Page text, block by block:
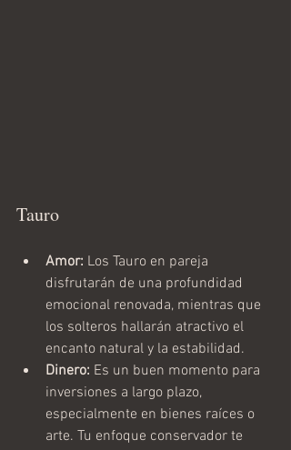
Tauro
Amor: Los Tauro en pareja
disfrutarán de una profundidad
emocional renovada, mientras que
los solteros hallarán atractivo el
encanto natural y la estabilidad.
Dinero: Es un buen momento para
inversiones a largo plazo,
especialmente en bienes raíces o
arte. Tu enfoque conservador te